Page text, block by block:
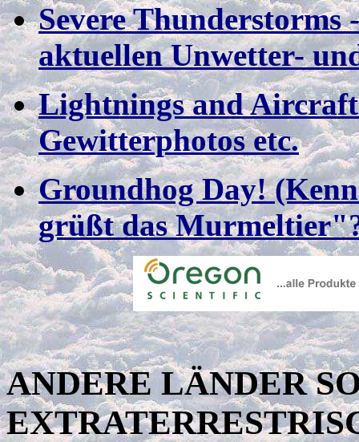
Severe Thunderstorms
aktuellen Unwetter-
Lightnings and
Gewitterphotos etc.
Groundhog Day!
grüßt das
ANDERE LÄNDER